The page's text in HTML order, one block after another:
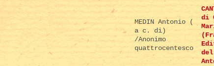
MEDIN Antonio (
a c. di)
/Anonimo
quattrocentesco
di